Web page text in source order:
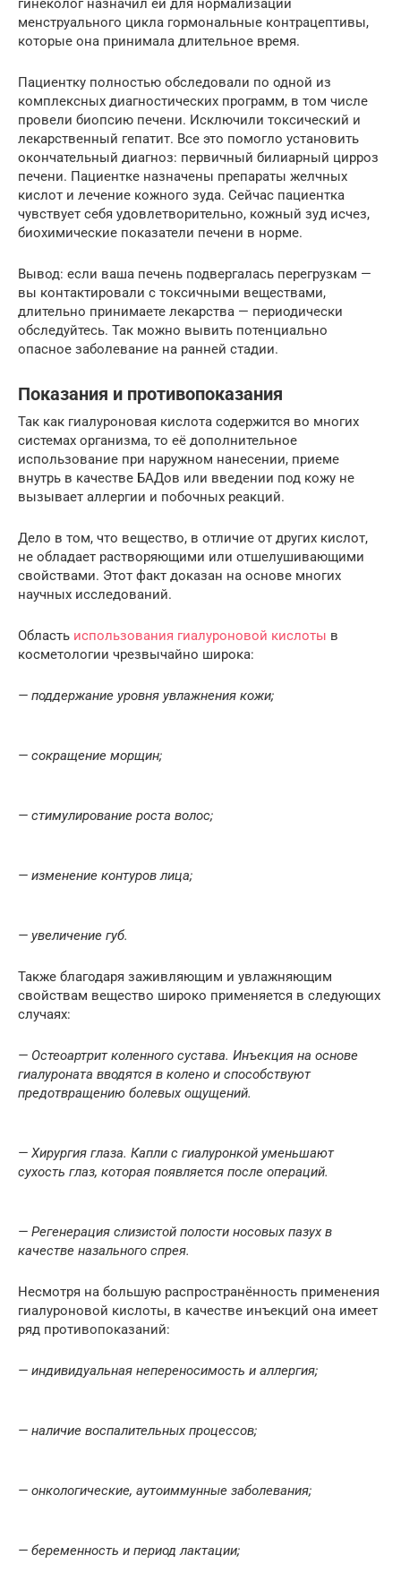
гинеколог назначил ей для нормализации
менструального цикла гормональные контрацептивы,
которые она принимала длительное время.
Пациентку полностью обследовали по одной из
комплексных диагностических программ, в том числе
провели биопсию печени. Исключили токсический и
лекарственный гепатит. Все это помогло установить
окончательный диагноз: первичный билиарный цирроз
печени. Пациентке назначены препараты желчных
кислот и лечение кожного зуда. Сейчас пациентка
чувствует себя удовлетворительно, кожный зуд исчез,
биохимические показатели печени в норме.
Вывод: если ваша печень подвергалась перегрузкам —
вы контактировали с токсичными веществами,
длительно принимаете лекарства — периодически
обследуйтесь. Так можно вывить потенциально
опасное заболевание на ранней стадии.
Показания и противопоказания
Так как гиалуроновая кислота содержится во многих
системах организма, то её дополнительное
использование при наружном нанесении, приеме
внутрь в качестве БАДов или введении под кожу не
вызывает аллергии и побочных реакций.
Дело в том, что вещество, в отличие от других кислот,
не обладает растворяющими или отшелушивающими
свойствами. Этот факт доказан на основе многих
научных исследований.
Область использования гиалуроновой кислоты в
косметологии чрезвычайно широка:
— поддержание уровня увлажнения кожи;
— сокращение морщин;
— стимулирование роста волос;
— изменение контуров лица;
— увеличение губ.
Также благодаря заживляющим и увлажняющим
свойствам вещество широко применяется в следующих
случаях:
— Остеоартрит коленного сустава. Инъекция на основе
гиалуроната вводятся в колено и способствуют
предотвращению болевых ощущений.
— Хирургия глаза. Капли с гиалуронкой уменьшают
сухость глаз, которая появляется после операций.
— Регенерация слизистой полости носовых пазух в
качестве назального спрея.
Несмотря на большую распространённость применения
гиалуроновой кислоты, в качестве инъекций она имеет
ряд противопоказаний:
— индивидуальная непереносимость и аллергия;
— наличие воспалительных процессов;
— онкологические, аутоиммунные заболевания;
— беременность и период лактации;